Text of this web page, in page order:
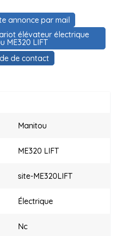
de contact
annonce par mail
élévateur électrique
ME320 LIFT
Manitou
ME320 LIFT
site-ME320LIFT
Électrique
Nc